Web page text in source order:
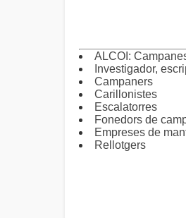
ALCOI:
Investigador,
Campaners
Carillonistes
Escalatorres
Fonedors de
Empreses de
Rellotgers